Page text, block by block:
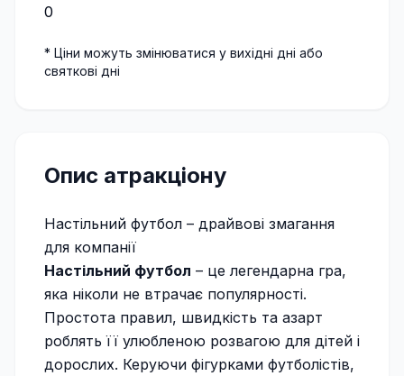
0
* Ціни можуть змінюватися у вихідні дні або
святкові дні
Опис атракціону
Настільний футбол – драйвові змагання
для компанії
Настільний футбол – це легендарна гра,
яка ніколи не втрачає популярності.
Простота правил, швидкість та азарт
роблять її улюбленою розвагою для дітей і
дорослих. Керуючи фігурками футболістів,